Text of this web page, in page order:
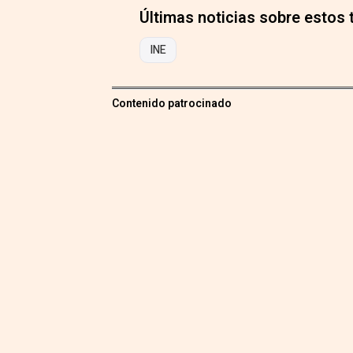
Últimas noticias sobre estos
INE
Contenido patrocinado